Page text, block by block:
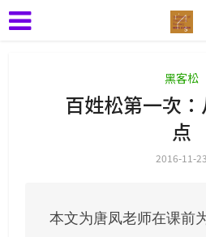
黑客松
百姓松第一次
点
2016-11-23
本文为唐凤老师在课前